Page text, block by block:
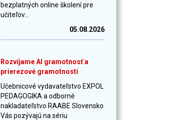
bezplatných online školení pre
učiteľov...
05.08.2026
Rozvíjame AI gramotnosť a
prierezové gramotnosti
Učebnicové vydavateľstvo EXPOL
PEDAGOGIKA a odborné
nakladateľstvo RAABE Slovensko
Vás pozývajú na sériu